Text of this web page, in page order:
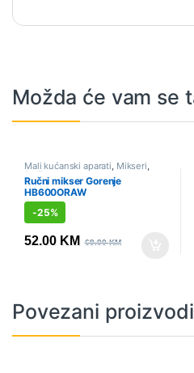
Možda će vam se
Mali kućanski aparati Mikseri
Sniženo
Ručni mikser Gorenje
HB600ORAW
-25%
52.00 KM 69.00KM
Povezani proizvodi